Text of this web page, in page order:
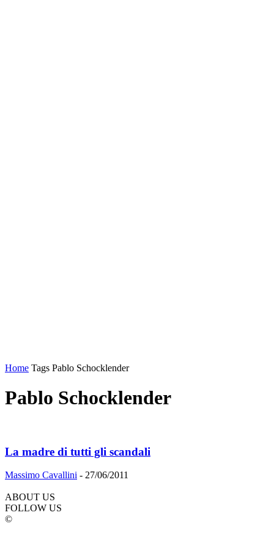
Home Tags Pablo Schocklender
Pablo Schocklender
La madre di tutti gli scandali
Massimo Cavallini - 27/06/2011
ABOUT US
FOLLOW US
©